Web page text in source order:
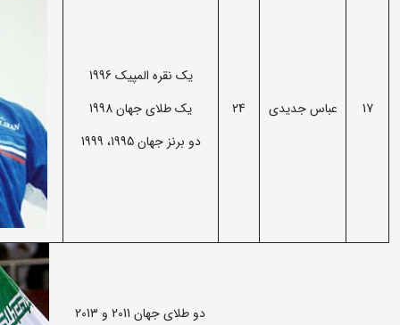
17 عباس جدیدی 24
یک نقره المپیک 1996
یک طلای جهان 1998
دو برنز جهان 1995، 1999
دو طلای جهان 2011 و 2013